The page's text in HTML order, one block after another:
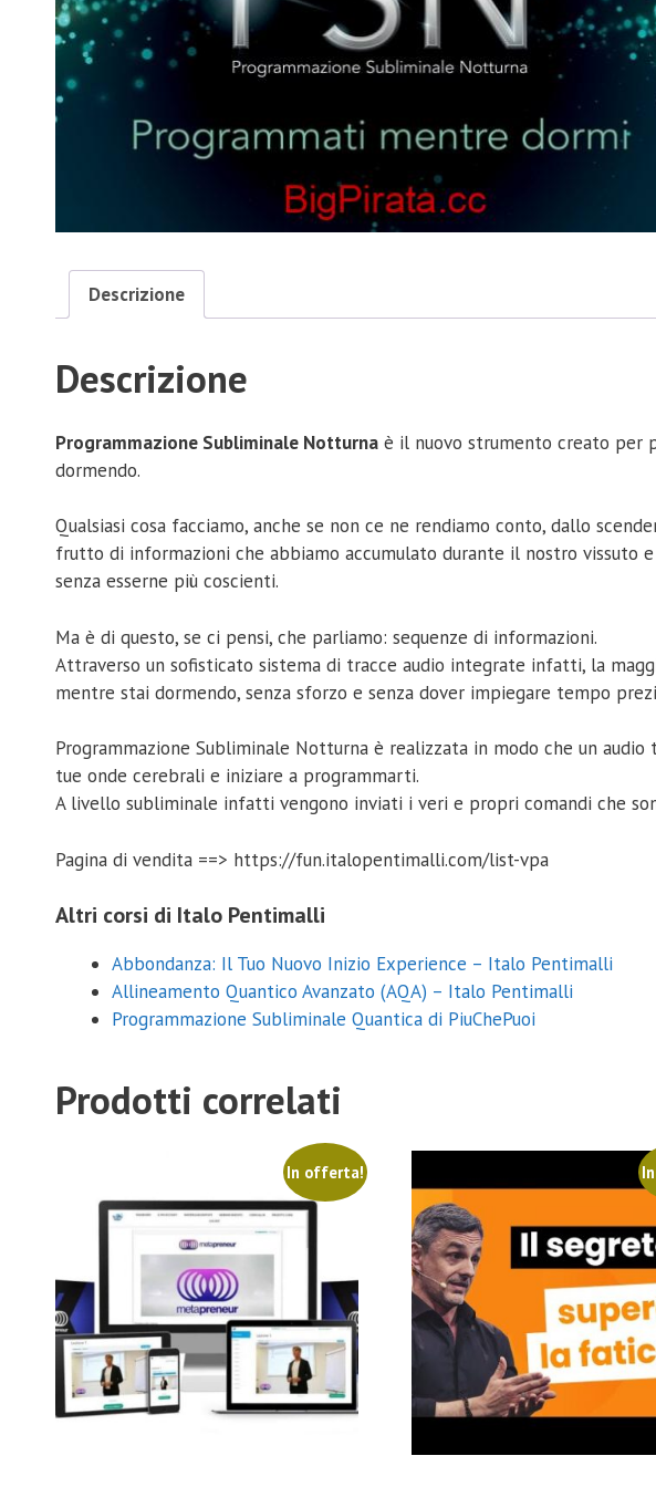
Descrizione
Descrizione
Programmazione Subliminale Notturna è il nuovo strumento creato per
dormendo.
Qualsiasi cosa facciamo, anche se non ce ne rendiamo conto, dallo
frutto di informazioni che abbiamo accumulato durante il nostro vissuto
senza esserne più coscienti.
Ma è di questo, se ci pensi, che parliamo: sequenze di informazioni.
Attraverso un sofisticato sistema di tracce audio integrate infatti, la
mentre stai dormendo, senza sforzo e senza dover impiegare tempo
Programmazione Subliminale Notturna è realizzata in modo che un
tue onde cerebrali e iniziare a programmarti.
A livello subliminale infatti vengono inviati i veri e propri comandi che
Pagina di vendita ==> https://fun.italopentimalli.com/list-vpa
Altri corsi di Italo Pentimalli
Abbondanza: Il Tuo Nuovo Inizio Experience – Italo Pentimalli
Allineamento Quantico Avanzato (AQA) – Italo Pentimalli
Programmazione Subliminale Quantica di PiuChePuoi
Prodotti correlati
In offerta!